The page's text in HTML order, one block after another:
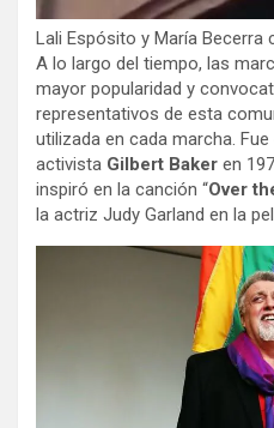
Lali Espósito y María Becerra
A lo largo del tiempo, las
mayor popularidad y
representativos de esta
utilizada en cada marcha.
activista Gilbert Baker en
inspiró en la canción “Over
la actriz Judy Garland en la